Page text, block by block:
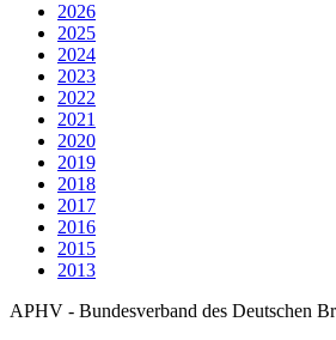
2026
2025
2024
2023
2022
2021
2020
2019
2018
2017
2016
2015
2013
APHV - Bundesverband des Deutschen